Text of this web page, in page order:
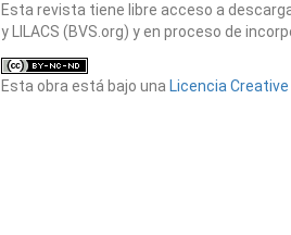
Esta revista tiene libre acceso a
y LILACS (BVS.org) y en proceso de
Esta obra está bajo una Licencia